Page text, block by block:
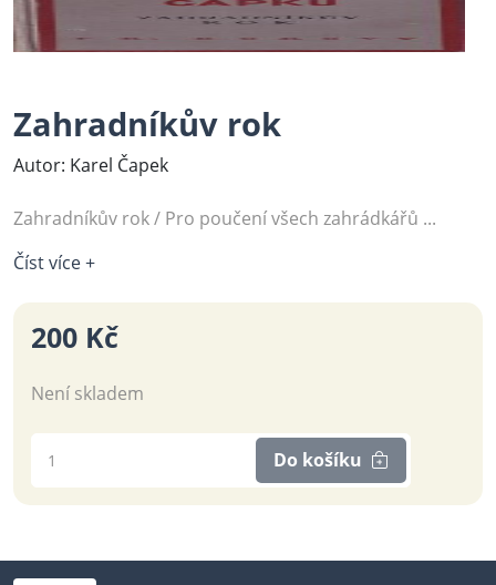
Zahradníkův rok
Autor: Karel Čapek
Zahradníkův rok / Pro poučení všech zahrádkářů ...
Číst více +
200 Kč
Není skladem
Do košíku